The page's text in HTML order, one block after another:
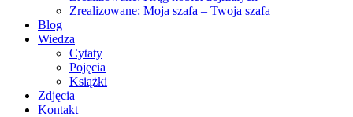
Zrealizowane: Moja szafa – Twoja szafa
Blog
Wiedza
Cytaty
Pojęcia
Książki
Zdjęcia
Kontakt